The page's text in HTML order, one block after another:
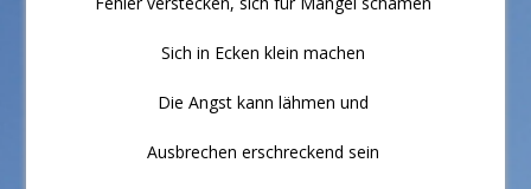
Sich in Ecken klein machen
Die Angst kann lähmen und
Ausbrechen erschreckend sein